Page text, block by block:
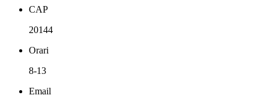
CAP
20144
Orari
8-13
Email